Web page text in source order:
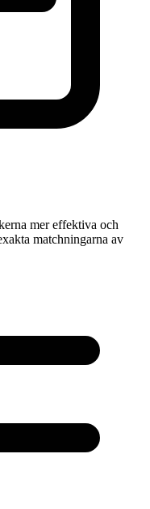
mer effektiva och
matchningarna av